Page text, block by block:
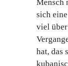
Mensch
sich
viel
hat, das